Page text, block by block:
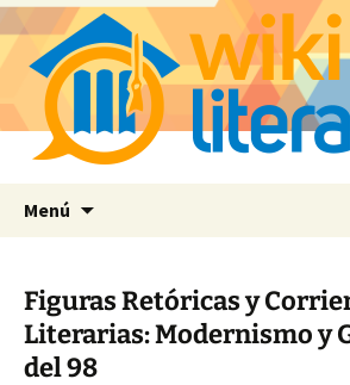
Menú
Figuras Retóricas y
Literarias: Modernismo y
del 98